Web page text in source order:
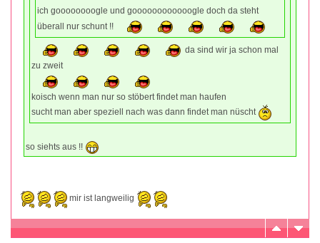
ich goooooooogle und goooooooooooogle doch da steht
überall nur schunt !!
da sind wir ja schon mal
zu zweit
koisch wenn man nur so stöbert findet man haufen
sucht man aber speziell nach was dann findet man nüscht
so siehts aus !!
mir ist langweilig